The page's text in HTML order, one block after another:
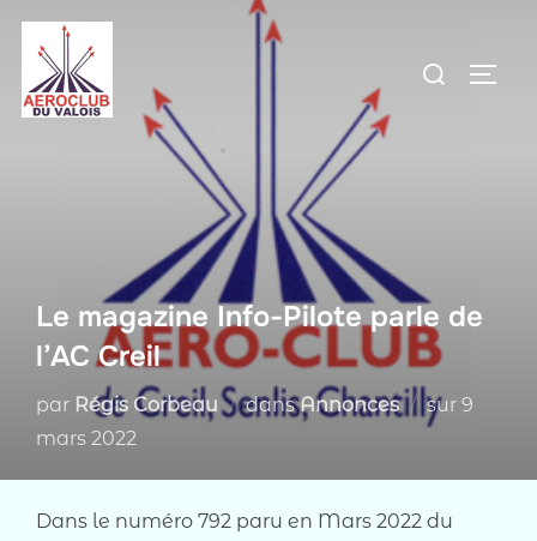
contenu
Rechercher :
Le magazine Info-Pilote parle de
l’AC Creil
par Régis Corbeau dansAnnonces sur Publié
9
mars 2022
Dans le numéro 792 paru en Mars 2022 du